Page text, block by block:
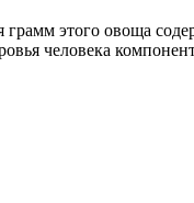
этого овоща
человека